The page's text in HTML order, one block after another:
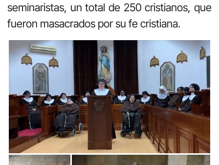
seminaristas, un total de 250 cristianos, que
fueron masacrados por su fe cristiana.